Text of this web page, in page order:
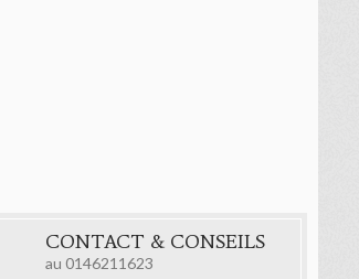
CONTACT & CONSEILS
au 0146211623